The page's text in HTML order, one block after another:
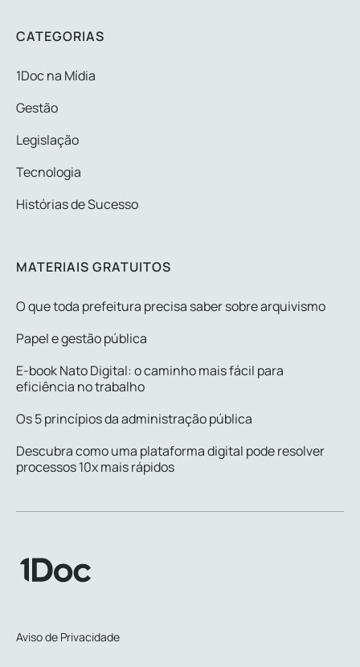
CATEGORIAS
1Doc na Mídia
Gestão
Legislação
Tecnologia
Histórias de Sucesso
MATERIAIS GRATUITOS
O que toda prefeitura precisa saber sobre arquivismo
Papel e gestão pública
E-book Nato Digital: o caminho mais fácil para
eficiência no trabalho
Os 5 princípios da administração pública
Descubra como uma plataforma digital pode resolver
processos 10x mais rápidos
Aviso de Privacidade